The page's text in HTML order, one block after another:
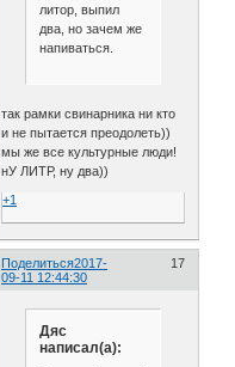
литор, выпил
два, но зачем же
напиваться.
так рамки свинарника ни кто
и не пытается преодолеть))
мы же все культурные люди!
нУ ЛИТР, ну два))
+1
Поделиться 17
2017-
09-11 12:44:30
Дяс
написал(а):